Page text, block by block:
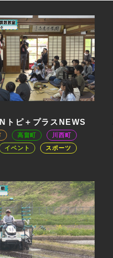
トピ＋プラスNEWS
高畠町
川西町
イベント
スポーツ